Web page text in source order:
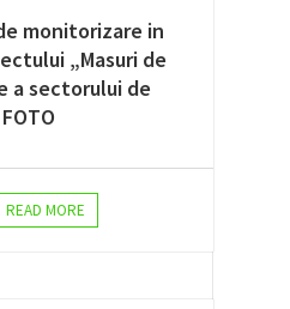
monitorizare in
„Masuri de
a sectorului de
READ MORE